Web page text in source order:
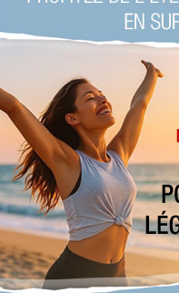
blog
16 ‹ Préc. 2 Suiv. ›